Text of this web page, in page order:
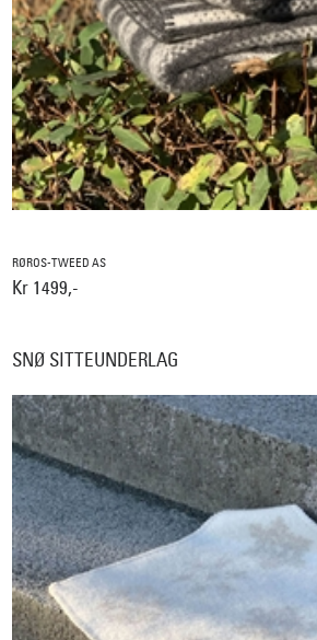
RØROS-TWEED AS
Kr 1499,-
SNØ SITTEUNDERLAG